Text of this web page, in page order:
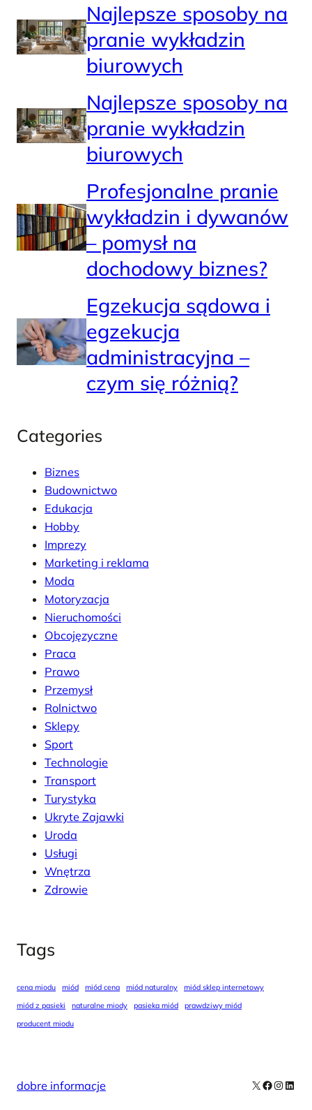
Najlepsze sposoby na
pranie wykładzin
biurowych
Najlepsze sposoby na
pranie wykładzin
biurowych
Profesjonalne pranie
wykładzin i dywanów
– pomysł na
dochodowy biznes?
Egzekucja sądowa i
egzekucja
administracyjna –
czym się różnią?
Categories
Biznes
Budownictwo
Edukacja
Hobby
Imprezy
Marketing i reklama
Moda
Motoryzacja
Nieruchomości
Obcojęzyczne
Praca
Prawo
Przemysł
Rolnictwo
Sklepy
Sport
Technologie
Transport
Turystyka
Ukryte Zajawki
Uroda
Usługi
Wnętrza
Zdrowie
Tags
cena miodu miód miód cena miód naturalny
miód sklep internetowy
miód z pasieki
naturalne miody pasieka miód
prawdziwy miód
producent miodu
dobre informacje X Facebook